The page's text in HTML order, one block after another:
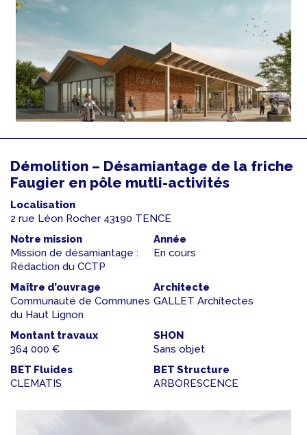
Démolition – Désamiantage de la friche
Faugier en pôle mutli-activités
Localisation
2 rue Léon Rocher 43190 TENCE
Notre mission
Mission de désamiantage :
Rédaction du CCTP
Année
En cours
Maître d’ouvrage
Communauté de Communes
du Haut Lignon
Architecte
GALLET Architectes
Montant travaux
364 000 €
SHON
Sans objet
BET Fluides
CLEMATIS
BET Structure
ARBORESCENCE